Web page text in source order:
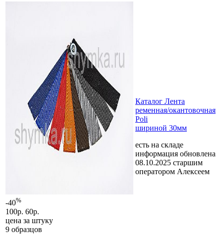
-40%
100р. 60р.
цена за штуку
9 образцов
Каталог Лента
ременная/окантовочная
Poli
шириной 30мм
есть на складе
информация обновлена
08.10.2025 старшим
оператором Алексеем